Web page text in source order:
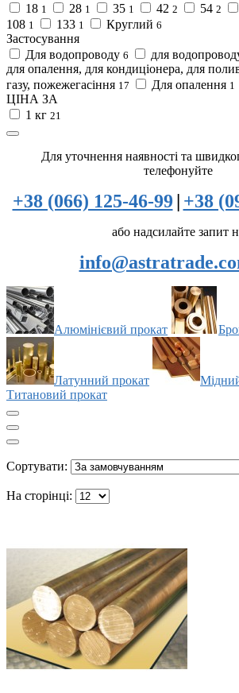
18 1 28 1 35 1 42 2 54 2
108 1 133 1 Круглий 6
Застосування
Для водопроводу 6
для
для опалення, для кондиціонера, для
газу, пожежегасіння 17 Для опалення 1
ЦІНА ЗА
1 кг 21
Для уточнення наявності та
телефонуйте
+38 (066) 125-46-99 | +38
або надсилайте запит
Алюмінієвий прокат
Латунний прокат
Титановий прокат
Сортувати:
На сторінці: